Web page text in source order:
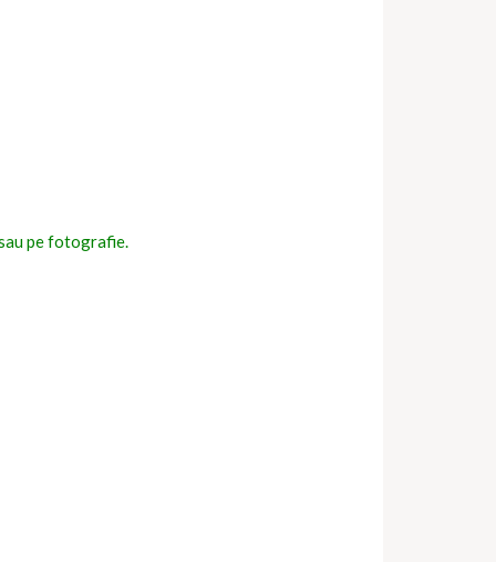
pe fotografie.